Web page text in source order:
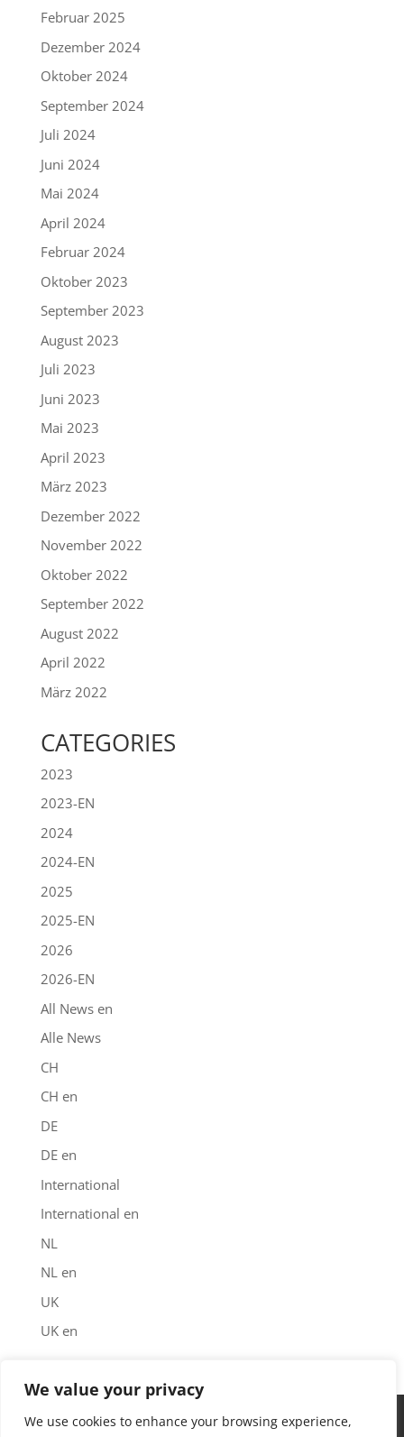
We value your privacy
We use cookies to enhance your browsing experience,
Februar 2025
Dezember 2024
Oktober 2024
September 2024
Juli 2024
Juni 2024
Mai 2024
April 2024
Februar 2024
Oktober 2023
September 2023
August 2023
Juli 2023
Juni 2023
Mai 2023
April 2023
März 2023
Dezember 2022
November 2022
Oktober 2022
September 2022
August 2022
April 2022
März 2022
CATEGORIES
2023
2023-EN
2024
2024-EN
2025
2025-EN
2026
2026-EN
All News en
Alle News
CH
CH en
DE
DE en
International
International en
NL
NL en
UK
UK en
Impressum Datenschutz
Garantie